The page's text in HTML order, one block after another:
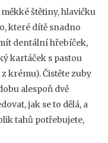
štětiny, hlavičku
které dítě snadno
dentální hřebíček,
kartáček s pastou
krému). Čistěte zuby
alespoň dvě
jak se to dělá, a
tahů potřebujete,